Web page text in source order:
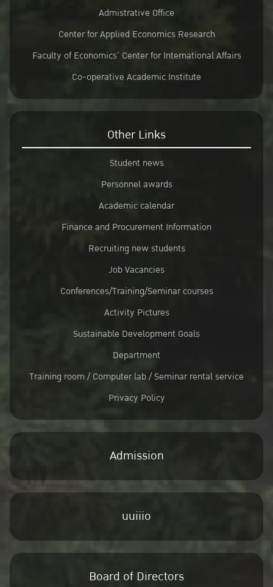
Admistrative Office
Center for Applied Economics Research
Faculty of Economics’ Center for International Affairs
Co-operative Academic Institute
Other Links
Student news
Personnel awards
Academic calendar
Finance and Procurement Information
Recruiting new students
Job Vacancies
Conferences/Training/Seminar courses
Activity Pictures
Sustainable Development Goals
Department
Training room / Computer lab / Seminar rental service
Privacy Policy
Admission
uuiiio
Board of Directors